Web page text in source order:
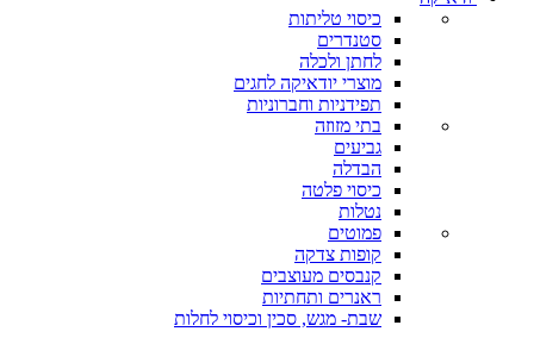
כיסוי טליתות
סטנדרים
לחתן ולכלה
מוצרי יודאיקה לחגים
תפידניות וחברוניות
בתי מזוזה
גביעים
הבדלה
כיסוי פלטה
נטלות
פמוטים
קופות צדקה
קנבסים מעוצבים
ראנרים ותחתיות
שבת- מגש, סכין וכיסוי לחלות